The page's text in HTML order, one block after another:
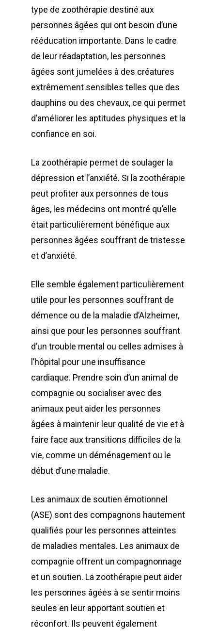
type de zoothérapie destiné aux
personnes âgées qui ont besoin d’une
rééducation importante. Dans le cadre
de leur réadaptation, les personnes
âgées sont jumelées à des créatures
extrêmement sensibles telles que des
dauphins ou des chevaux, ce qui permet
d’améliorer les aptitudes physiques et la
confiance en soi.
La zoothérapie permet de soulager la
dépression et l’anxiété. Si la zoothérapie
peut profiter aux personnes de tous
âges, les médecins ont montré qu’elle
était particulièrement bénéfique aux
personnes âgées souffrant de tristesse
et d’anxiété.
Elle semble également particulièrement
utile pour les personnes souffrant de
démence ou de la maladie d’Alzheimer,
ainsi que pour les personnes souffrant
d’un trouble mental ou celles admises à
l’hôpital pour une insuffisance
cardiaque. Prendre soin d’un animal de
compagnie ou socialiser avec des
animaux peut aider les personnes
âgées à maintenir leur qualité de vie et à
faire face aux transitions difficiles de la
vie, comme un déménagement ou le
début d’une maladie.
Les animaux de soutien émotionnel
(ASE) sont des compagnons hautement
qualifiés pour les personnes atteintes
de maladies mentales. Les animaux de
compagnie offrent un compagnonnage
et un soutien. La zoothérapie peut aider
les personnes âgées à se sentir moins
seules en leur apportant soutien et
réconfort. Ils peuvent également